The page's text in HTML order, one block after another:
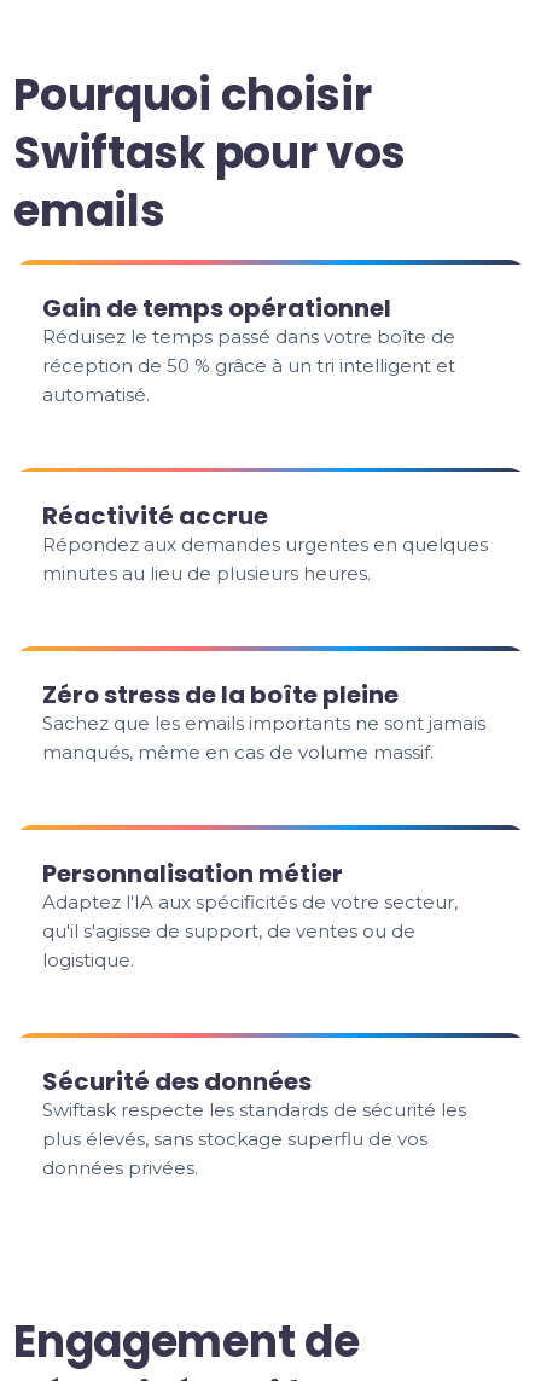
Pourquoi choisir
Swiftask pour vos
emails
Gain de temps opérationnel
Réduisez le temps passé dans votre boîte de
réception de 50 % grâce à un tri intelligent et
automatisé.
Réactivité accrue
Répondez aux demandes urgentes en quelques
minutes au lieu de plusieurs heures.
Zéro stress de la boîte pleine
Sachez que les emails importants ne sont jamais
manqués, même en cas de volume massif.
Personnalisation métier
Adaptez l'IA aux spécificités de votre secteur,
qu'il s'agisse de support, de ventes ou de
logistique.
Sécurité des données
Swiftask respecte les standards de sécurité les
plus élevés, sans stockage superflu de vos
données privées.
Engagement de